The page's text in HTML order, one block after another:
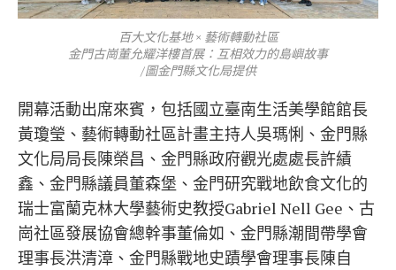
百大文化基地 × 藝術轉動社區
金門古崗董允耀洋樓首展：互相效力的島嶼故事
/圖金門縣文化局提供
開幕活動出席來賓，包括國立臺南生活美學館館長
黃瓊瑩、藝術轉動社區計畫主持人吳瑪悧、金門縣
文化局局長陳榮昌、金門縣政府觀光處處長許績
鑫、金門縣議員董森堡、金門研究戰地飲食文化的
瑞士富蘭克林大學藝術史教授Gabriel Nell Gee、古
崗社區發展協會總幹事董倫如、金門縣潮間帶學會
理事長洪清漳、金門縣戰地史蹟學會理事長陳自